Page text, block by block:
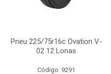
Pneu 225/75r16c Ovation V-
02 12 Lonas
Código: 9291